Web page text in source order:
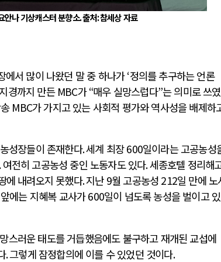
안나 기상캐스터 분향소.출처:참세상 자료
에서 많이 나왔던 말 중 하나가‘정의를 추구하는 언론
경까지 만든 MBC가“매우 실망스럽다”는 의미로 쓰였
MBC가 가지고 있는 사회적 평가와 역사성을 배제하
성장들이 존재한다.세계 최장600일이라는 고공농성
여전히 고공농성 중인 노동자도 있다.세종호텔 정리해
에 내려오지 못했다.지난 9월 고공농성 212일 만에 노
에는 지혜복 교사가600일이 넘도록 농성을 벌이고 있
스러운 태도를 거듭했음에도 불구하고 재개된 교섭에
.그렇게 잠정합의에 이를 수 있었던 것이다.